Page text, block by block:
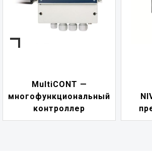
NIVELCONT PM —
преобразователь